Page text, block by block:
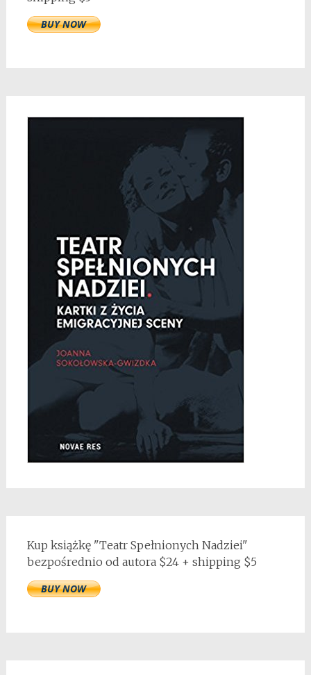
Kup książkę "Teatr Spełnionych Nadziei"
bezpośrednio od autora $24 + shipping $5